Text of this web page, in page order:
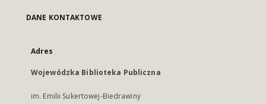
DANE KONTAKTOWE
Adres
Wojewódzka Biblioteka Publiczna
im. Emilii Sukertowej-Biedrawiny